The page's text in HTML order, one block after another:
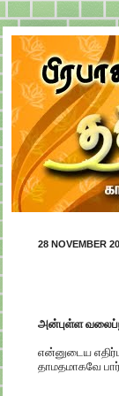
28 NOVEMBER
அன்புள்ள
என்னுடைய
தாமதமாகவே